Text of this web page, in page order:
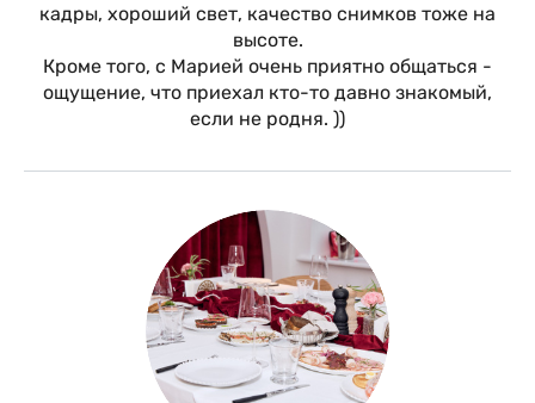
кадры, хороший свет, качество снимков тоже на
высоте.
Кроме того, с Марией очень приятно общаться -
ощущение, что приехал кто-то давно знакомый,
если не родня. ))